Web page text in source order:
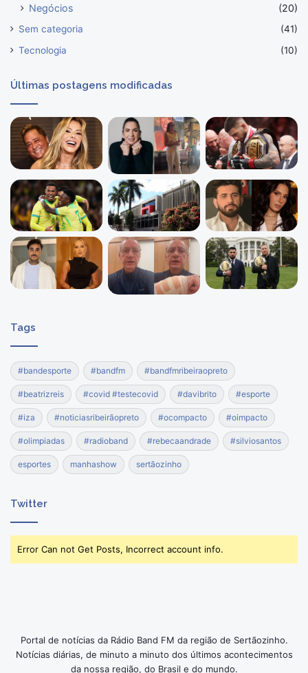
Negócios
(20)
Sem categoria
(41)
Tecnologia
(10)
Últimas postagens modificadas
Tags
#bandesporte #bandfm #bandfmribeiraopreto
#beatrizreis #covid #testecovid #davibrito #esporte
#iza #noticiasribeirãopreto #ocompacto #oimpacto
#olimpiadas #radioband #rebecaandrade #silviosantos
esportes manhashow sertãozinho
Twitter
Error Can not Get Posts, Incorrect account info.
Portal de notícias da Rádio Band FM da região de Sertãozinho.
Notícias diárias, de minuto a minuto dos últimos acontecimentos
da nossa região, do Brasil e do mundo.